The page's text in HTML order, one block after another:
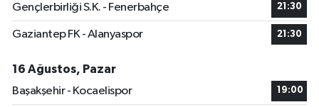
Gençlerbirliği S.K. - Fenerbahçe 21:30
Gaziantep FK - Alanyaspor 21:30
16 Ağustos, Pazar
Başakşehir - Kocaelispor
19:00